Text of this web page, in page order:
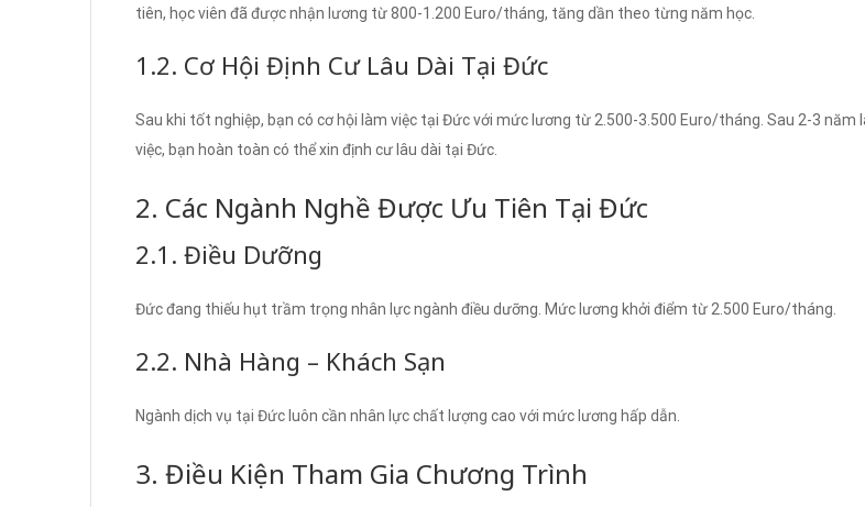
tiên, học viên đã được nhận lương từ 800-1.200 Euro/tháng, tăng dần theo từng năm học.
1.2. Cơ Hội Định Cư Lâu Dài Tại Đức
Sau khi tốt nghiệp, bạn có cơ hội làm việc tại Đức với mức lương từ 2.500-3.500 Euro/tháng. Sau 2-3 năm
việc, bạn hoàn toàn có thể xin định cư lâu dài tại Đức.
2. Các Ngành Nghề Được Ưu Tiên Tại Đức
2.1. Điều Dưỡng
Đức đang thiếu hụt trầm trọng nhân lực ngành điều dưỡng. Mức lương khởi điểm từ 2.500 Euro/tháng.
2.2. Nhà Hàng – Khách Sạn
Ngành dịch vụ tại Đức luôn cần nhân lực chất lượng cao với mức lương hấp dẫn.
3. Điều Kiện Tham Gia Chương Trình